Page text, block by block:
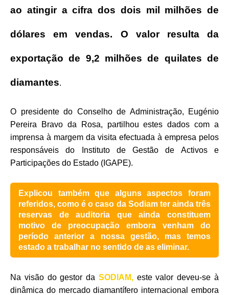
ao atingir a cifra dos dois mil milhões de
dólares em vendas. O valor resulta da
exportação de 9,2 milhões de quilates de
diamantes.
O presidente do Conselho de Administração,
Eugénio
Pereira Bravo da Rosa, partilhou estes dados com a
imprensa à margem da visita efectuada à empresa pelos
responsáveis do Instituto de Gestão de Activos e
Participações do Estado (IGAPE).
Explicou também que alguns aspectos foram
referidos, como é o caso da Sodiam ter ainda três
reservas de auditoria que ainda constituem
motivo de preocupação embora venham do
período anterior a nossa gestão, mas temos
estado a trabalhar no sentido de as eliminar.
Na visão do gestor da SODIAM,este valor deveu-se à
dinâmica do mercado diamantífero internacional embora